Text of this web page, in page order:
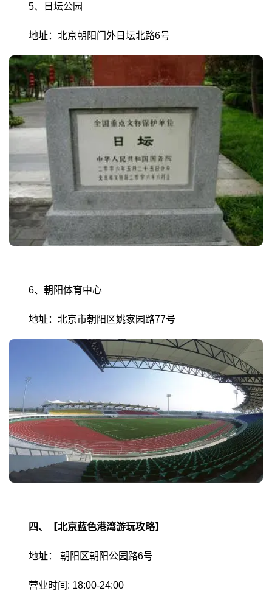
5、日坛公园
地址：北京朝阳门外日坛北路6号
6、朝阳体育中心
地址：北京市朝阳区姚家园路77号
四、【北京蓝色港湾游玩攻略】
地址： 朝阳区朝阳公园路6号
营业时间: 18:00-24:00